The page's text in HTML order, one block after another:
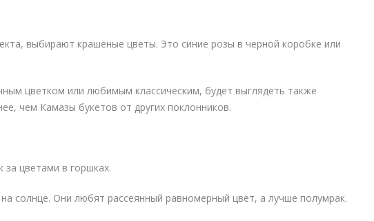
выбирают крашеные цветы. Это синие розы в черной коробке или
цветком или любимым классическим, будет выглядеть также
чем Камазы букетов от других поклонников.
цветами в горшках.
солнце. Они любят рассеянный равномерный цвет, а лучше полумрак.